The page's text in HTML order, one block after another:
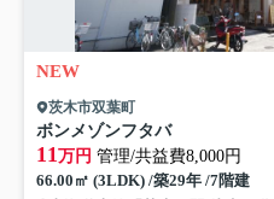
NEW
茨木市双葉町
ボンメゾンフタバ
11万円 管理/共益費8,000円
66.00㎡ (3LDK) /築29年 /7階建